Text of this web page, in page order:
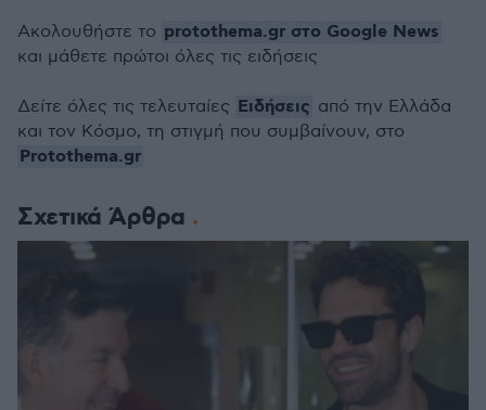
Σχετικά Άρθρα
Ακολουθήστε το protothema.gr στο Google News
και μάθετε πρώτοι όλες τις ειδήσεις
Δείτε όλες τις τελευταίες Ειδήσεις από την Ελλάδα
και τον Κόσμο, τη στιγμή που συμβαίνουν, στο
Protothema.gr